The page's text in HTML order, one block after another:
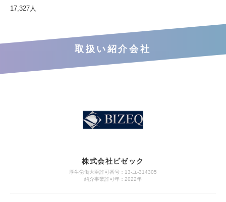
17,327人
取扱い紹介会社
株式会社ビゼック
厚生労働大臣許可番号：13-ユ-314305
紹介事業許可年：2022年